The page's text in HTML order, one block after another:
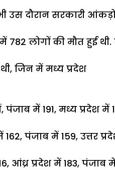
उस दौरान सरकारी
लोगों की मौत हुई थी.
जिन में मध्य प्रदेश
में 191, मध्य प्रदेश
पंजाब में 159, उत्तर
प्रदेश में 183, पंजाब